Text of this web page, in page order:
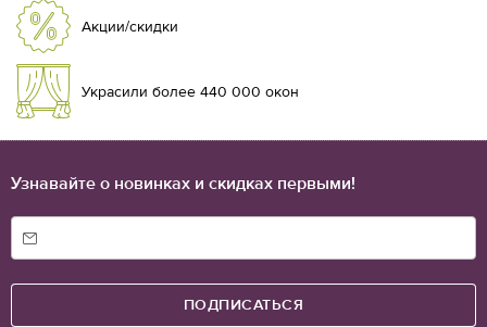
Акции/скидки
Украсили более 440 000 окон
Узнавайте о новинках и скидках первыми!
ПОДПИСАТЬСЯ